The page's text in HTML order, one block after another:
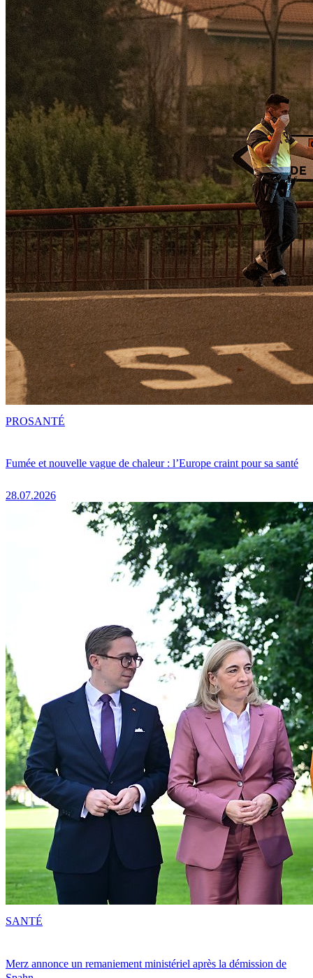
Fumée et nouvelle vague de chaleur : l’Europe craint pour sa santé
28.07.2026
PROSANTÉ
Merz annonce un remaniement ministériel après la démission de
SANTÉ